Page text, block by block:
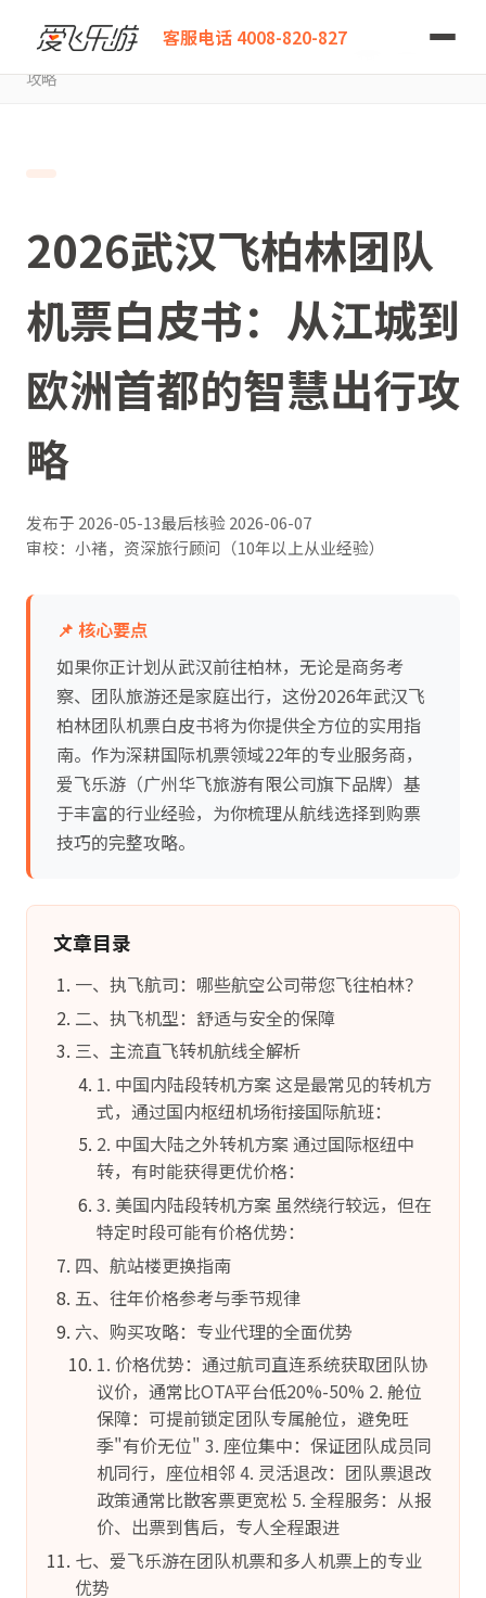
客服电话 4008-820-827
爱飞乐游
2026武汉飞柏林团队机票白皮书：从江城到欧洲首都的智慧出行
攻略
2026武汉飞柏林团队
机票白皮书：从江城到
欧洲首都的智慧出行攻
略
发布于 2026-05-13最后核验2026-06-07
审校：小褚，资深旅行顾问（10年以上从业经验）
📌 核心要点
如果你正计划从武汉前往柏林，无论是商务考
察、团队旅游还是家庭出行，这份2026年武汉飞
柏林团队机票白皮书将为你提供全方位的实用指
南。作为深耕国际机票领域22年的专业服务商，
爱飞乐游（广州华飞旅游有限公司旗下品牌）基
于丰富的行业经验，为你梳理从航线选择到购票
技巧的完整攻略。
文章目录
一、执飞航司：哪些航空公司带您飞往柏林？
二、执飞机型：舒适与安全的保障
三、主流直飞转机航线全解析
1. 中国内陆段转机方案 这是最常见的转机方
式，通过国内枢纽机场衔接国际航班：
2. 中国大陆之外转机方案 通过国际枢纽中
转，有时能获得更优价格：
3. 美国内陆段转机方案 虽然绕行较远，但在
特定时段可能有价格优势：
四、航站楼更换指南
五、往年价格参考与季节规律
六、购买攻略：专业代理的全面优势
1. 价格优势：通过航司直连系统获取团队协
议价，通常比OTA平台低20%-50% 2. 舱位
保障：可提前锁定团队专属舱位，避免旺
季"有价无位" 3. 座位集中：保证团队成员同
机同行，座位相邻 4. 灵活退改：团队票退改
政策通常比散客票更宽松 5. 全程服务：从报
价、出票到售后，专人全程跟进
七、爱飞乐游在团队机票和多人机票上的专业
优势